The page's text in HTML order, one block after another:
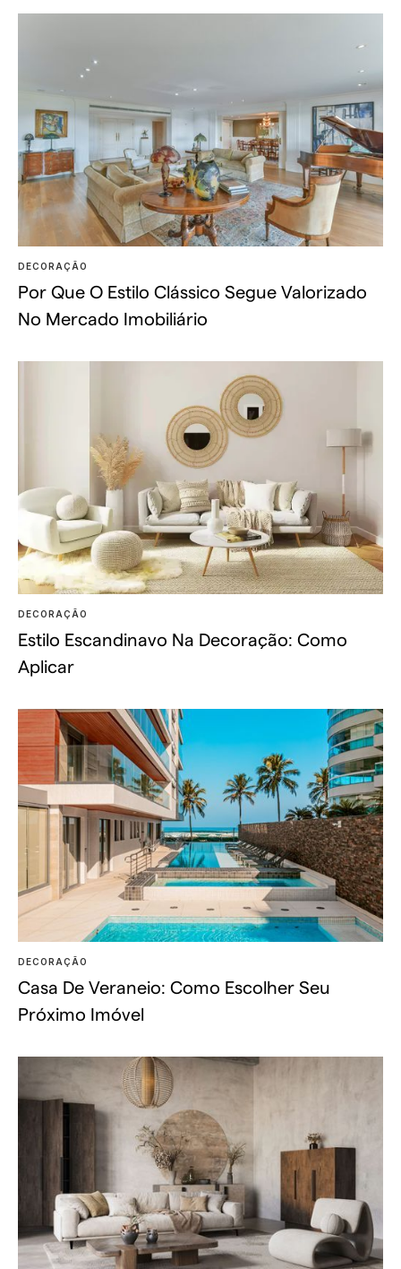
DECORAÇÃO
Por Que O Estilo Clássico Segue Valorizado
No Mercado Imobiliário
DECORAÇÃO
Estilo Escandinavo Na Decoração: Como
Aplicar
DECORAÇÃO
Casa De Veraneio: Como Escolher Seu
Próximo Imóvel